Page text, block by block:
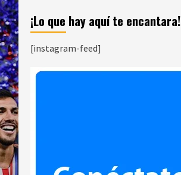
¡Lo que hay aquí te encantara!
[instagram-feed]